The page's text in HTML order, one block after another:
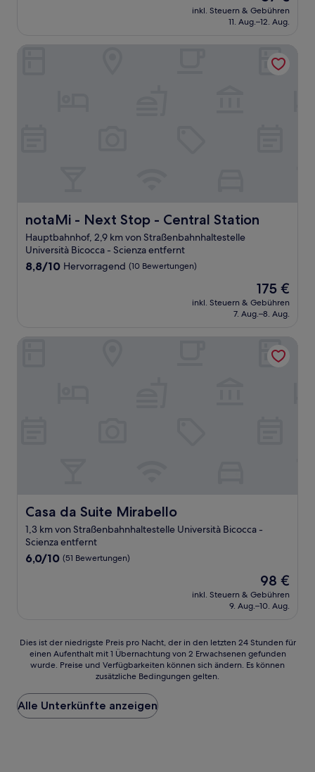
Preis
beträgt
inkl. Steuern & Gebühren
11. Aug.–12. Aug.
notaMi - Next Stop - Central Station
notaMi - Next Stop - Central Station
Hauptbahnhof, 2,9 km von Straßenbahnhaltestelle
Università Bicocca - Scienza entfernt
8.8
8,8/10 Hervorragend (10 Bewertungen)
Der
Preis
beträgt
175 €
inkl. Steuern & Gebühren
7. Aug.–8. Aug.
Casa da Suite Mirabello
Casa da Suite Mirabello
1,3 km von Straßenbahnhaltestelle Università Bicocca -
Scienza entfernt
6.0
6,0/10 (51 Bewertungen)
Der
Preis
beträgt
98 €
inkl. Steuern & Gebühren
9. Aug.–10. Aug.
Dies
der
Preis
pro
Nacht,
Dies ist der niedrigste Preis pro Nacht, der in den letzten 24 Stunden für
einen Aufenthalt mit 1 Übernachtung von 2 Erwachsenen gefunden
wurde. Preise und Verfügbarkeiten können sich ändern. Es können
zusätzliche Bedingungen gelten.
Alle Unterkünfte anzeigen